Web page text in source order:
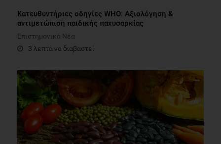
Kατευθυντήριες οδηγίες WHO: Αξιολόγηση &
αντιμετώπιση παιδικής παχυσαρκίας
Επιστημονικά Νέα
3 λεπτά να διαβαστεί